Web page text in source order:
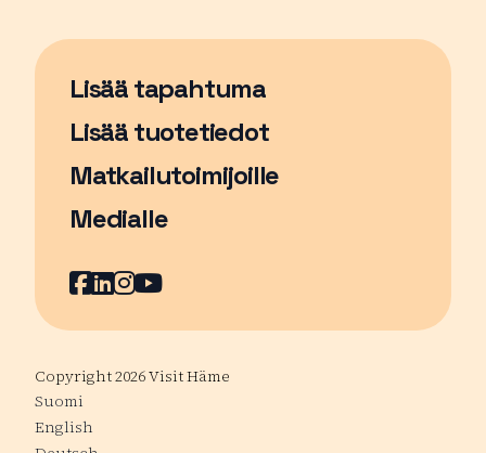
Lisää tapahtuma
Sivu avautuu uudessa ikkunassa
Lisää tuotetiedot
Matkailutoimijoille
Medialle
Facebook
Sivu avautuu uudessa ikkunassa
LinkedIn
Sivu avautuu uudessa ikkunassa
Instagram
Sivu avautuu uudessa
YouTube
Sivu avautuu uudessa
Copyright 2026 Visit Häme
Suomi
English